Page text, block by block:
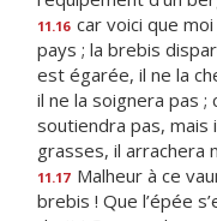
11.16 car voici que
pays ; la brebis
est égarée, il ne la
il ne la soignera pas ;
soutiendra pas, mais
grasses, il arrachera
11.17 Malheur à ce
brebis ! Que l’épée